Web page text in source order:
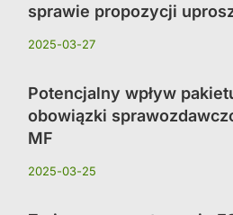
sprawie propozycji
2025-03-27
Potencjalny wpływ
obowiązki
MF
2025-03-25